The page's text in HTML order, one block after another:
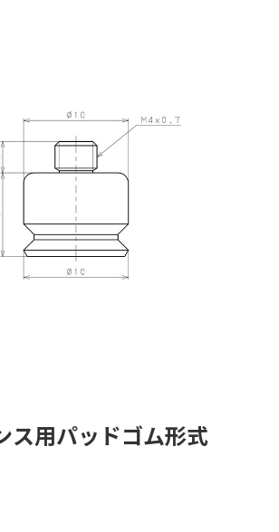
ス用パッドゴム形式